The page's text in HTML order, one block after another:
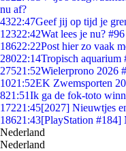
nu af?
4322:47Geef jij op tijd je
12322:42Wat lees je nu?
18622:22Post hier zo vaak
28022:14Tropisch
27521:52Wielerprono 2026
1021:52EK Zwemsporten
821:51Ik ga de fok-toto
17221:45[2027] Nieuwtjes
18621:43[PlayStation #184]
Nederland
Nederland